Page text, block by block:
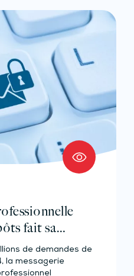
fait sa
de demandes de
la messagerie